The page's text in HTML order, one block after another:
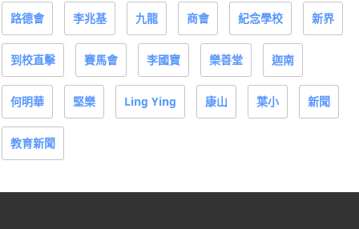
路德會 李兆基 九龍 商會 紀念學校 新界
到校直擊 賽馬會 李國寶 樂善堂 迦南
何明華 堅樂 Ling Ying 康山 葉小 新聞
教育新聞